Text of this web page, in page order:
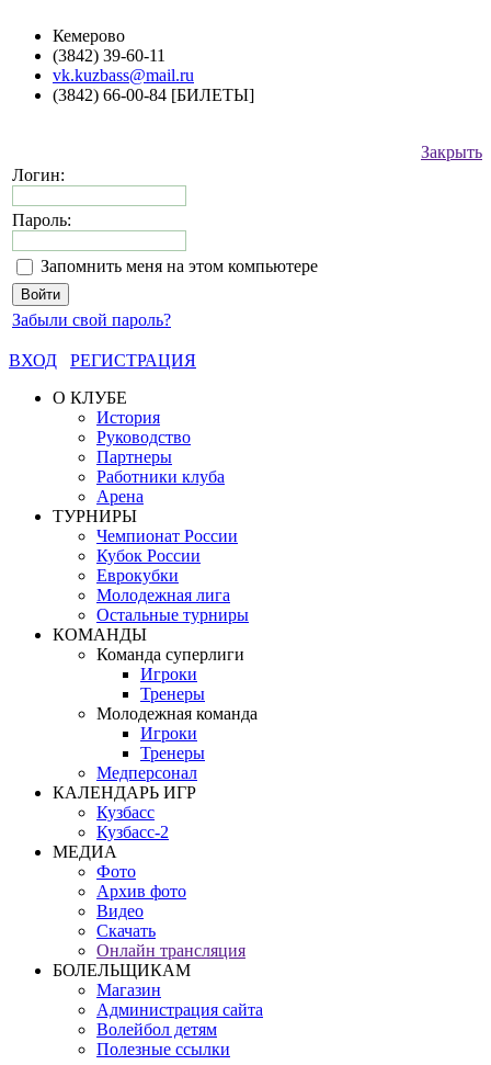
Кемерово
(3842) 39-60-11
vk.kuzbass@mail.ru
(3842) 66-00-84 [БИЛЕТЫ]
Закрыть
Логин:
Пароль:
Запомнить меня на этом компьютере
Забыли свой пароль?
ВХОД
РЕГИСТРАЦИЯ
О КЛУБЕ
История
Руководство
Партнеры
Работники клуба
Арена
ТУРНИРЫ
Чемпионат России
Кубок России
Еврокубки
Молодежная лига
Остальные турниры
КОМАНДЫ
Команда суперлиги
Игроки
Тренеры
Молодежная команда
Игроки
Тренеры
Медперсонал
КАЛЕНДАРЬ ИГР
Кузбасс
Кузбасс-2
МЕДИА
Фото
Архив фото
Видео
Скачать
Онлайн трансляция
БОЛЕЛЬЩИКАМ
Магазин
Администрация сайта
Волейбол детям
Полезные ссылки